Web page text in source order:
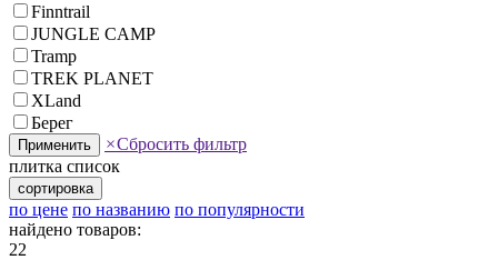
Finntrail
JUNGLE CAMP
Tramp
TREK PLANET
XLand
Берег
Применить ×Сбросить фильтр
плитка список
сортировка
по цене по названию по популярности
найдено товаров:
22